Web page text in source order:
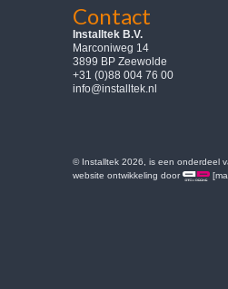
Contact
Installtek B.V.
Marconiweg 14
3899 BP Zeewolde
+31 (0)88 004 76 00
info@installtek.nl
© Installtek 2026, is een onderdeel
website ontwikkeling door